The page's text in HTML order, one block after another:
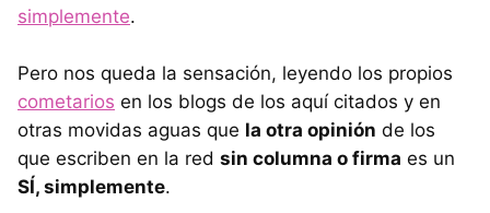
simplemente.
Pero nos queda la sensación, leyendo los propios
cometarios en los blogs de los aquí citados y en
otras movidas aguas que la otra opinión de los
que escriben en la red sin columna o firma es un
SÍ, simplemente.